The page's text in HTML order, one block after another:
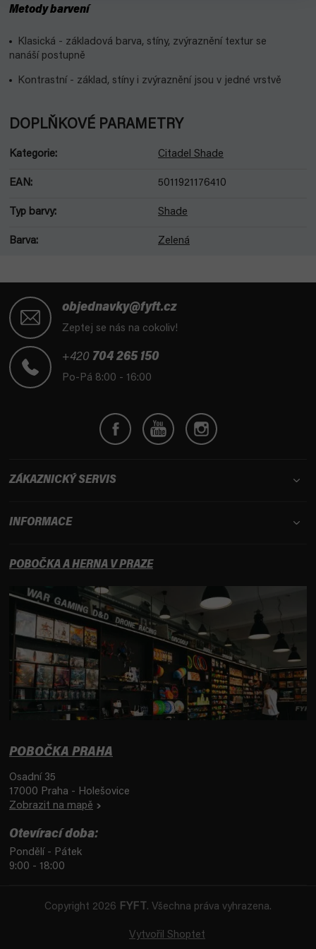
Metody barvení
Klasická - základová barva, stíny, zvýraznění textur se
nanáší postupně
Kontrastní - základ, stíny i zvýraznění jsou v jedné vrstvě
DOPLŇKOVÉ PARAMETRY
Kategorie: Citadel Shade
EAN: 5011921176410
Typ barvy: Shade
Barva: Zelená
objednavky@fyft.cz
Zeptej se nás na cokoliv!
+420 704 265 150
Po-Pá 8:00 - 16:00
ZÁKAZNICKÝ SERVIS
INFORMACE
POBOČKA A HERNA V PRAZE
POBOČKA PRAHA
Osadní 35
17000 Praha - Holešovice
Zobrazit na mapě
Otevírací doba:
Pondělí - Pátek
9:00 - 18:00
Vytvořil Shoptet
Copyright 2026 FYFT . Všechna práva vyhrazena.